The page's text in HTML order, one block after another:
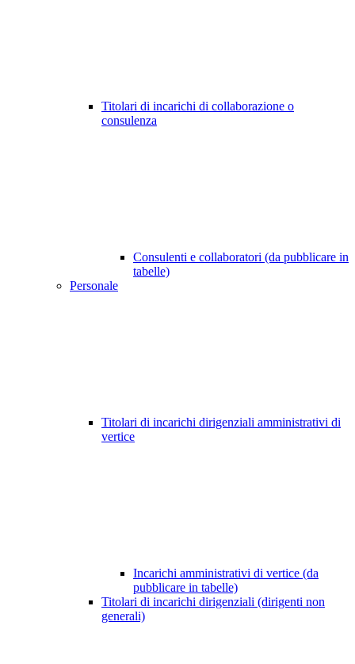
Titolari di incarichi di collaborazione o
consulenza
Consulenti e collaboratori (da pubblicare in
tabelle)
Personale
Titolari di incarichi dirigenziali amministrativi di
vertice
Incarichi amministrativi di vertice (da
pubblicare in tabelle)
Titolari di incarichi dirigenziali (dirigenti non
generali)